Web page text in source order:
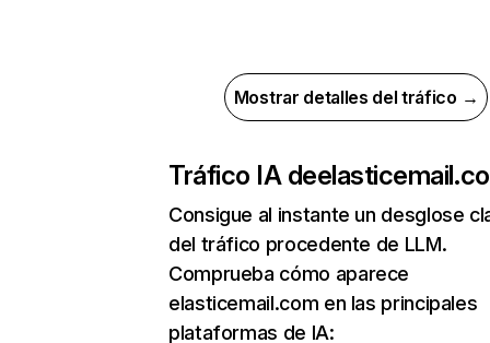
Mostrar detalles del tráfico →
Tráfico IA de
Consigue al instante un desglose
del tráfico procedente de LLM.
Comprueba cómo aparece
elasticemail.com en las principales
plataformas de IA: